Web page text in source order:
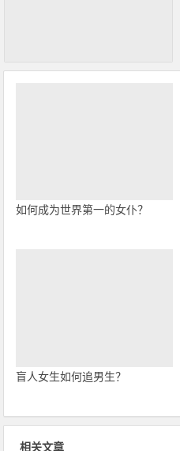
如何成为世界第一的女仆？
盲人女生如何追男生？
相关文章